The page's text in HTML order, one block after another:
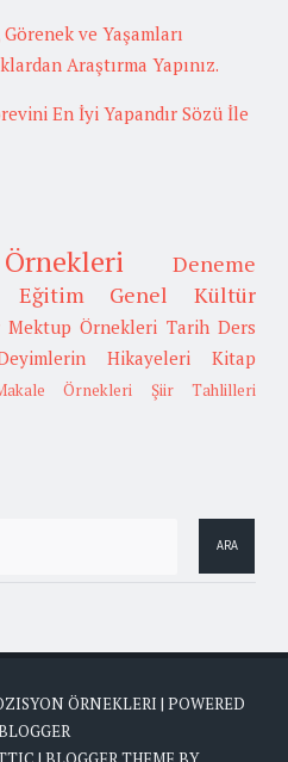
ve Yaşamları
Araştırma Yapınız.
En İyi Yapandır Sözü İle
Deneme
Eğitim Genel Kültür
Mektup Örnekleri Tarih Ders
Hikayeleri
Kitap
Örnekleri Şiir Tahlilleri
ÖRNEKLERI | POWERED